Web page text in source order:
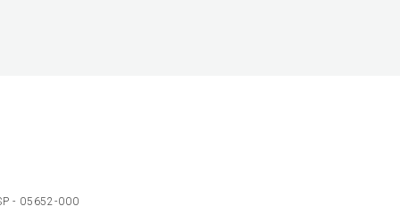
- 05652-000